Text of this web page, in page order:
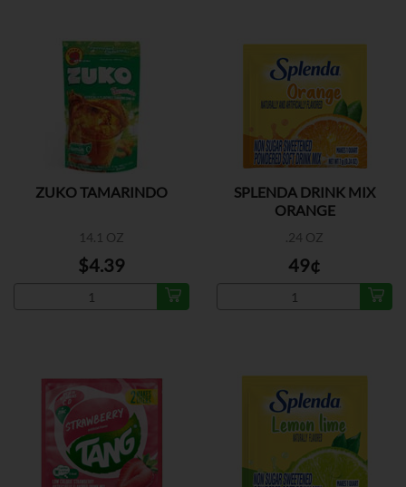
ZUKO TAMARINDO
14.1 OZ
$4.39
SPLENDA DRINK MIX
ORANGE
.24 OZ
49¢